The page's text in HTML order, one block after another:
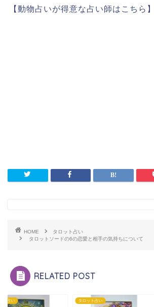
【動物占いが得意な占い師はこちら】
HOME
タロット占い
タロットソードの6の恋愛と相手の気持ちについて
RELATED POST
ト占い タロット占い